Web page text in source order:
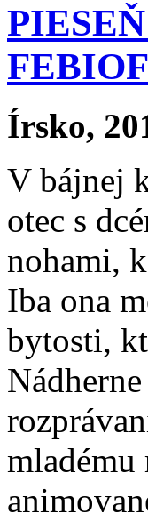
Írsko,
V bájnej
otec s
nohami,
Iba ona
bytosti,
mladému